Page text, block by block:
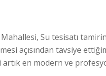
Su tesisatı
açısından tavsiye
artık en modern ve